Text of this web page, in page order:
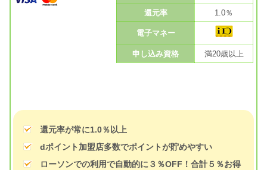
還元率
1.0％
電子マネー
申し込み資格 満20歳以上
還元率が常に1.0％以上
dポイント加盟店多数でポイントが貯めやすい
ローソンでの利用で自動的に３％OFF！合計５％お得